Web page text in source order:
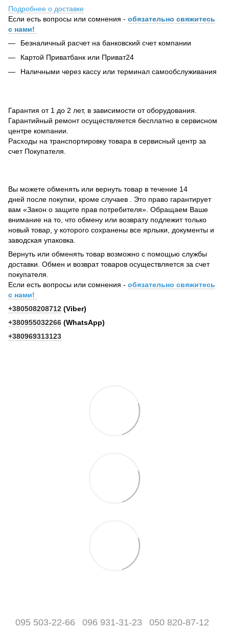
Подробнее о доставке
Если есть вопросы или сомнения - обязательно свяжитесь
с нами!
Безналичный расчет на банковский счет компании
Картой Приватбанк или Приват24
Наличными через кассу или терминал самообслуживания
Гарантия от 1 до 2 лет, в зависимости от оборудования.
Гарантийный ремонт осуществляется бесплатно в сервисном
центре компании.
Расходы на транспортировку товара в сервисный центр за
счет Покупателя.
Вы можете обменять или вернуть товар в течение 14
дней после покупки, кроме случаев . Это право гарантирует
вам «Закон о защите прав потребителя». Обращаем Ваше
внимание на то, что обмену или возврату подлежит только
новый товар, у которого сохранены все ярлыки, документы и
заводская упаковка.
Вернуть или обменять товар возможно с помощью службы
доставки. Обмен и возврат товаров осуществляется за счет
покупателя.
Если есть вопросы или сомнения - обязательно свяжитесь
с нами!
+380508208712 (Viber)
+380955032266 (WhatsApp)
+380969313123
095 503-22-66 096 931-31-23 050 820-87-12